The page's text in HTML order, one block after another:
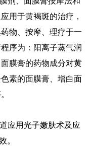
用于黄褐斑的治疗，
物、按摩、理疗于一
序为：阳离子蒸气润
膜膏的药物成分对黄
素的面膜膏、增白面
应用光子嫩肤术及应
。